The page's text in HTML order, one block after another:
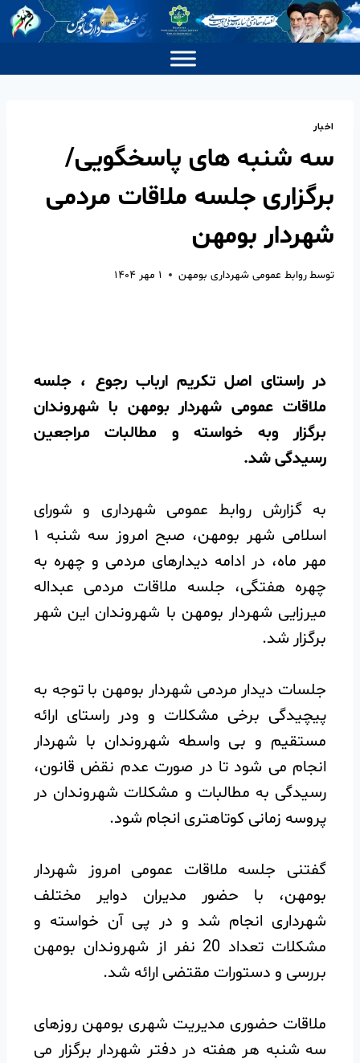
اخبار
سه شنبه های پاسخگویی/
برگزاری جلسه ملاقات مردمی
شهردار بومهن
توسطروابط عمومی شهرداری بومهن ۱ مهر ۱۴۰۴
در راستای اصل تکریم ارباب رجوع ، جلسه
ملاقات عمومی شهردار بومهن با شهروندان
برگزار وبه خواسته و مطالبات مراجعین
رسیدگی شد.
به گزارش روابط عمومی شهرداری و شورای
اسلامی شهر بومهن، صبح امروز سه شنبه ۱
مهر ماه، در ادامه دیدارهای مردمی و چهره به
چهره هفتگی، جلسه ملاقات مردمی عبداله
میرزایی شهردار بومهن با شهروندان این شهر
برگزار شد.
جلسات دیدار مردمی شهردار بومهن با توجه به
پیچیدگی برخی مشکلات و ودر راستای ارائه
مستقیم و بی واسطه شهروندان با شهردار
انجام می شود تا در صورت عدم نقض قانون،
رسیدگی به مطالبات و مشکلات شهروندان در
پروسه زمانی کوتاهتری انجام شود.
گفتنی جلسه ملاقات عمومی امروز شهردار
بومهن، با حضور مدیران دوایر مختلف
شهرداری انجام شد و در پی آن خواسته و
مشکلات تعداد 20 نفر از شهروندان بومهن
بررسی و دستورات مقتضی ارائه شد.
ملاقات حضوری مدیریت شهری بومهن روزهای
سه شنبه هر هفته در دفتر شهردار برگزار می